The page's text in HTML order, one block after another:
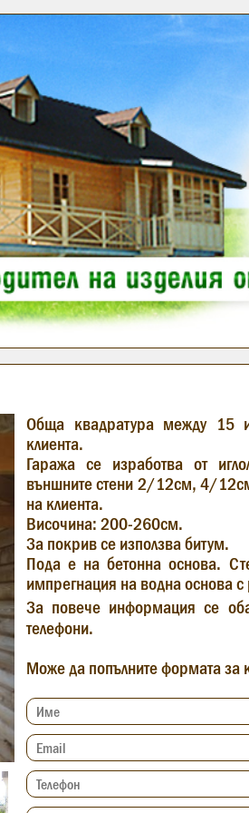
Обща квадратура между 15
клиента.
Гаража се изработва от
външните стени 2/12см, 4/
на клиента.
Височина: 200-260см.
За покрив се използва битум.
Пода е на бетонна основа.
импрегнация на водна основа с
За повече информация се
телефони.
Може да попълните формата за